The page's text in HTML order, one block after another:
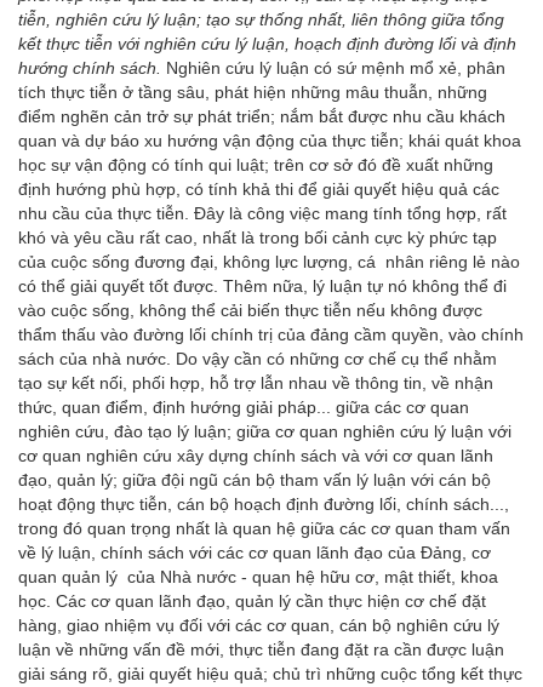
tiễn, nghiên cứu lý luận; tạo sự thống nhất, liên thông giữa tổng
kết thực tiễn với nghiên cứu lý luận, hoạch định đường lối và định
hướng chính sách. Nghiên cứu lý luận có sứ mệnh mổ xẻ, phân
tích thực tiễn ở tầng sâu, phát hiện những mâu thuẫn, những
điểm nghẽn cản trở sự phát triển; nắm bắt được nhu cầu khách
quan và dự báo xu hướng vận động của thực tiễn; khái quát khoa
học sự vận động có tính qui luật; trên cơ sở đó đề xuất những
định hướng phù hợp, có tính khả thi để giải quyết hiệu quả các
nhu cầu của thực tiễn. Đây là công việc mang tính tổng hợp, rất
khó và yêu cầu rất cao, nhất là trong bối cảnh cực kỳ phức tạp
của cuộc sống đương đại, không lực lượng, cá nhân riêng lẻ nào
có thể giải quyết tốt được. Thêm nữa, lý luận tự nó không thể đi
vào cuộc sống, không thể cải biến thực tiễn nếu không được
thẩm thấu vào đường lối chính trị của đảng cầm quyền, vào chính
sách của nhà nước. Do vậy cần có những cơ chế cụ thể nhằm
tạo sự kết nối, phối hợp, hỗ trợ lẫn nhau về thông tin, về nhận
thức, quan điểm, định hướng giải pháp... giữa các cơ quan
nghiên cứu, đào tạo lý luận; giữa cơ quan nghiên cứu lý luận với
cơ quan nghiên cứu xây dựng chính sách và với cơ quan lãnh
đạo, quản lý; giữa đội ngũ cán bộ tham vấn lý luận với cán bộ
hoạt động thực tiễn, cán bộ hoạch định đường lối, chính sách...,
trong đó quan trọng nhất là quan hệ giữa các cơ quan tham vấn
về lý luận, chính sách với các cơ quan lãnh đạo của Đảng, cơ
quan quản lý của Nhà nước - quan hệ hữu cơ, mật thiết, khoa
học. Các cơ quan lãnh đạo, quản lý cần thực hiện cơ chế đặt
hàng, giao nhiệm vụ đối với các cơ quan, cán bộ nghiên cứu lý
luận về những vấn đề mới, thực tiễn đang đặt ra cần được luận
giải sáng rõ, giải quyết hiệu quả; chủ trì những cuộc tổng kết thực